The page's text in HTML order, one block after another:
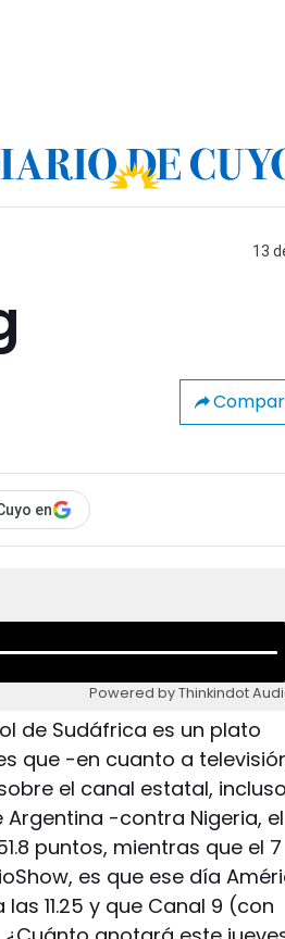
13
en
Powered by Thinkindot
de Sudáfrica es un plato
que -en cuanto a
el canal estatal, incluso
Argentina -contra Nigeria, el
puntos, mientras que el 7
es que ese día
11.25 y que Canal 9 (con